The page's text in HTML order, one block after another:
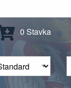
0 Stavka